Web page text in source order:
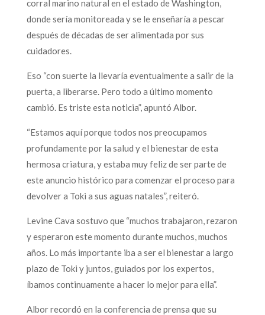
corral marino natural en el estado de Washington,
donde sería monitoreada y se le enseñaría a pescar
después de décadas de ser alimentada por sus
cuidadores.
Eso “con suerte la llevaría eventualmente a salir de la
puerta, a liberarse. Pero todo a último momento
cambió. Es triste esta noticia”, apuntó Albor.
“Estamos aquí porque todos nos preocupamos
profundamente por la salud y el bienestar de esta
hermosa criatura, y estaba muy feliz de ser parte de
este anuncio histórico para comenzar el proceso para
devolver a Toki a sus aguas natales”, reiteró.
Levine Cava sostuvo que “muchos trabajaron, rezaron
y esperaron este momento durante muchos, muchos
años. Lo más importante iba a ser el bienestar a largo
plazo de Toki y juntos, guiados por los expertos,
íbamos continuamente a hacer lo mejor para ella”.
Albor recordó en la conferencia de prensa que su